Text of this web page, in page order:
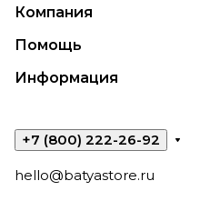
Компания
Помощь
Информация
+7 (800) 222-26-92
hello@batyastore.ru